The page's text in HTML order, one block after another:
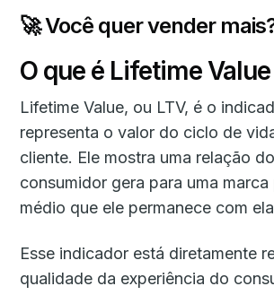
🚀 Você quer vender
O que é Lifetime
Lifetime Value, ou LTV, é o
representa o valor do ciclo de
cliente. Ele mostra uma relação
consumidor gera para uma
médio que ele permanece com
Esse indicador está diretamente
qualidade da experiência do